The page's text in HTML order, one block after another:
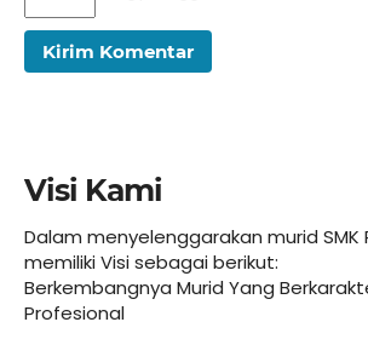
Visi Kami
Dalam menyelenggarakan murid SMK
memiliki Visi sebagai berikut:
Berkembangnya Murid Yang
Profesional